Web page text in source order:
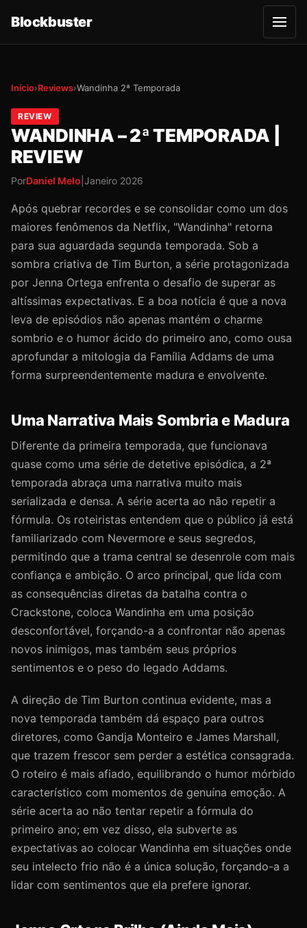
Blockbuster
A
b
r
Início›Reviews›Wandinha 2ª Temporada
REVIEW
WANDINHA – 2ª TEMPORADA |
REVIEW
PorDaniel Melo Janeiro 2026
Após quebrar recordes e se consolidar como um dos
maiores fenômenos da Netflix, "Wandinha" retorna
para sua aguardada segunda temporada. Sob a
sombra criativa de Tim Burton, a série protagonizada
por Jenna Ortega enfrenta o desafio de superar as
altíssimas expectativas. E a boa notícia é que a nova
leva de episódios não apenas mantém o charme
sombrio e o humor ácido do primeiro ano, como ousa
aprofundar a mitologia da Família Addams de uma
forma surpreendentemente madura e envolvente.
Uma Narrativa Mais Sombria e Madura
Diferente da primeira temporada, que funcionava
quase como uma série de detetive episódica, a 2ª
temporada abraça uma narrativa muito mais
serializada e densa. A série acerta ao não repetir a
fórmula. Os roteiristas entendem que o público já está
familiarizado com Nevermore e seus segredos,
permitindo que a trama central se desenrole com mais
confiança e ambição. O arco principal, que lida com
as consequências diretas da batalha contra o
Crackstone, coloca Wandinha em uma posição
desconfortável, forçando-a a confrontar não apenas
novos inimigos, mas também seus próprios
sentimentos e o peso do legado Addams.
A direção de Tim Burton continua evidente, mas a
nova temporada também dá espaço para outros
diretores, como Gandja Monteiro e James Marshall,
que trazem frescor sem perder a estética consagrada.
O roteiro é mais afiado, equilibrando o humor mórbido
característico com momentos de genuína emoção. A
série acerta ao não tentar repetir a fórmula do
primeiro ano; em vez disso, ela subverte as
expectativas ao colocar Wandinha em situações onde
seu intelecto frio não é a única solução, forçando-a a
lidar com sentimentos que ela prefere ignorar.